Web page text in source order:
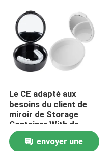
Le CE adapté aux
besoins du client de
miroir de Storage
Container With de
garde de bouche a
approuvéenvoyer une